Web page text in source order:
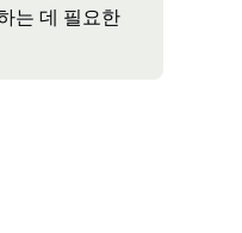
는 데 필요한